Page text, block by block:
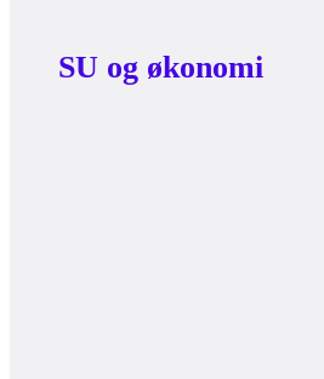
SU og økonomi